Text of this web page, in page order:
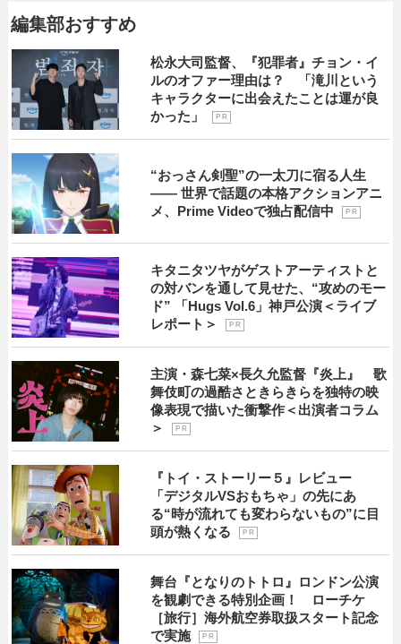
編集部おすすめ
松永大司監督、『犯罪者』チョン・イ
ルのオファー理由は？ 「滝川という
キャラクターに出会えたことは運が良
かった」
P R
“おっさん剣聖”の一太刀に宿る人生
―― 世界で話題の本格アクションアニ
メ、Prime Videoで独占配信中
P R
キタニタツヤがゲストアーティストと
の対バンを通して見せた、“攻めのモー
ド” 「Hugs Vol.6」神戸公演＜ライブ
レポート＞
P R
主演・森七菜×長久允監督『炎上』 歌
舞伎町の過酷さときらきらを独特の映
像表現で描いた衝撃作＜出演者コラム
＞
P R
『トイ・ストーリー５』レビュー
「デジタルVSおもちゃ」の先にあ
る“時が流れても変わらないもの”に目
頭が熱くなる
P R
舞台『となりのトトロ』ロンドン公演
を観劇できる特別企画！ ローチケ
［旅行］海外航空券取扱スタート記念
で実施
P R